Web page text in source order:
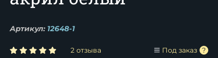
Артикул: 12648-1
2 отзыва Под заказ